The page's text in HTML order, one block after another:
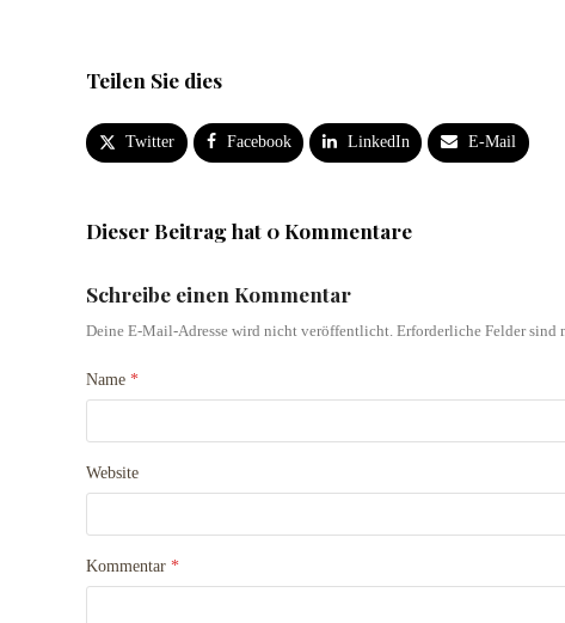
Teilen Sie dies
Twitter Facebook LinkedIn E-Mail
Dieser Beitrag hat 0 Kommentare
Schreibe einen Kommentar
Deine E-Mail-Adresse wird nicht veröffentlicht. Erforderliche Felder sind
Name *
Website
Kommentar *